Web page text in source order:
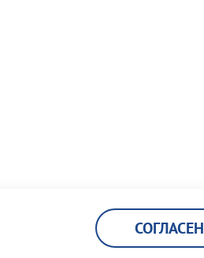
СОГЛАСЕН